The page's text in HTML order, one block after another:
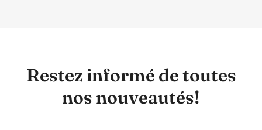
Restez informé de toutes
nos nouveautés!